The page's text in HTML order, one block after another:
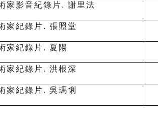
家影音紀錄片. 謝里法
家紀錄片. 張照堂
家紀錄片. 夏陽
家紀錄片. 洪根深
家紀錄片. 吳瑪悧